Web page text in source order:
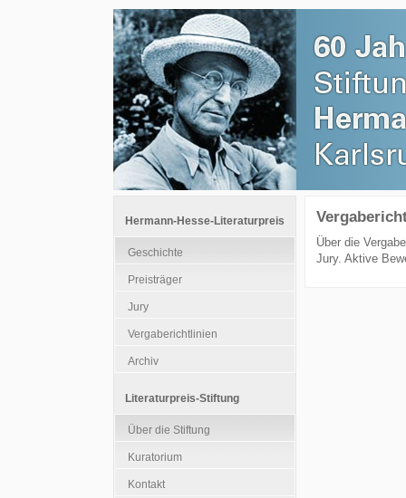
Über die
Jury. Aktive
Hermann-Hesse-Literaturpreis
Geschichte
Preisträger
Jury
Vergaberichtlinien
Archiv
Literaturpreis-Stiftung
Über die Stiftung
Kuratorium
Kontakt